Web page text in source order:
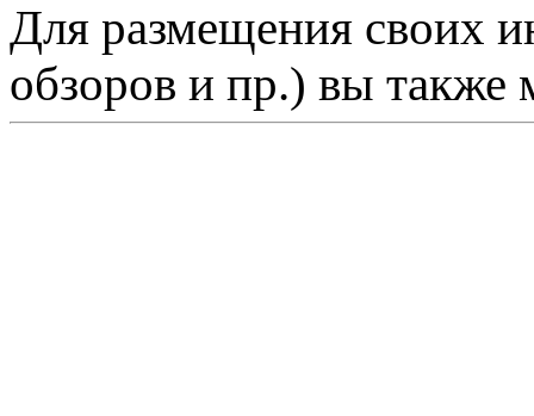
Для размещения своих
обзоров и пр.) вы также